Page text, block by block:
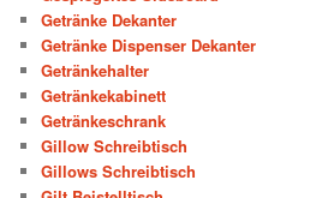
Getränke Dekanter
Getränke Dispenser Dekanter
Getränkehalter
Getränkekabinett
Getränkeschrank
Gillow Schreibtisch
Gillows Schreibtisch